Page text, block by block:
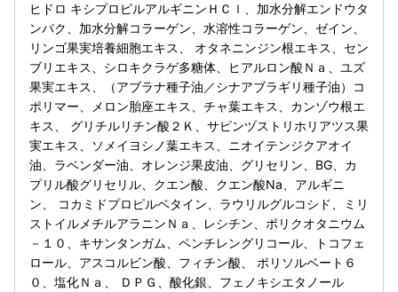
ヒドロ キシプロピルアルギニンＨＣｌ、加水分解エンドウタ
ンパク、加水分解コラーゲン、水溶性コラーゲン、ゼイン、
リンゴ果実培養細胞エキス、 オタネニンジン根エキス、セン
ブリエキス、シロキクラゲ多糖体、ヒアルロン酸Ｎａ、ユズ
果実エキス、（アブラナ種子油／シナアブラギリ種子油）コ
ポリマー、メロン胎座エキス、チャ葉エキス、カンゾウ根エ
キス、 グリチルリチン酸２Ｋ、サピンヅストリホリアツス果
実エキス、ソメイヨシノ葉エキス、ニオイテンジクアオイ
油、ラベンダー油、オレンジ果皮油、グリセリン、BG、カ
プリル酸グリセリル、クエン酸、クエン酸Na、アルギニ
ン、 コカミドプロピルベタイン、ラウリルグルコシド、ミリ
ストイルメチルアラニンＮａ、レシチン、ポリクオタニウム
－１０、キサンタンガム、ペンチレングリコール、トコフェ
ロール、アスコルビン酸、フィチン酸、 ポリソルベート６
０、塩化Ｎａ、 ＤＰＧ、酸化銀、フェノキシエタノール